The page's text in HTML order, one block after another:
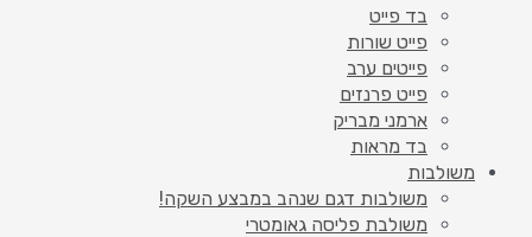
בד פייט
פייט שורות
פייטים ערב
פייט פרנזים
ארמני מבריק
בד מראות
משולבות
משולבות דגם שנהב במבצע השקה!
משולבת פליסה גאומטרי